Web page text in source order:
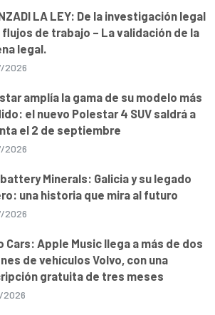
LA LEY: De la investigación legal
flujos de trabajo – La validación de la
legal.
2026
amplía la gama de su modelo más
el nuevo Polestar 4 SUV saldrá a
el 2 de septiembre
2026
Minerals: Galicia y su legado
una historia que mira al futuro
2026
Cars: Apple Music llega a más de dos
de vehículos Volvo, con una
gratuita de tres meses
2026